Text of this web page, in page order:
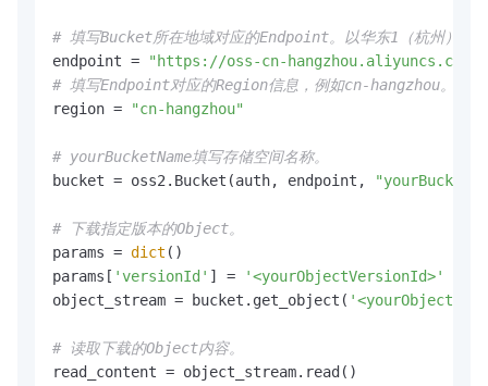
# 填写Bucket所在地域对应的Endpoint。以华东1（杭州
endpoint =
"https://oss-cn-hangzhou.aliyuncs.com"
# 填写Endpoint对应的Region信息，例如cn-hangzhou。注意
region =
"cn-hangzhou"
# yourBucketName填写存储空间名称。
bucket = oss2.Bucket(auth, endpoint,
# 下载指定版本的Object。
params = dict ()
params[ 'versionId' ] =
'<yourObjectVersionId>'
object_stream = bucket.get_object(
# 读取下载的Object内容。